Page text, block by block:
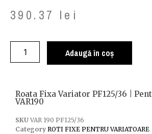
390.37 lei
Adaugă în coș
Roata Fixa Variator PF125/36 |
VAR190
SKU VAR 190 PF125/36
Category ROTI FIXE PENTRU VARIATOARE